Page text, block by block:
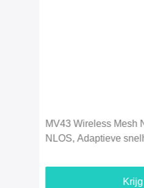
MB33 Wireless IP
Netwerkapparatuur